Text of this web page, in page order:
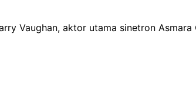
Vaughan, aktor utama sinetron Asmara